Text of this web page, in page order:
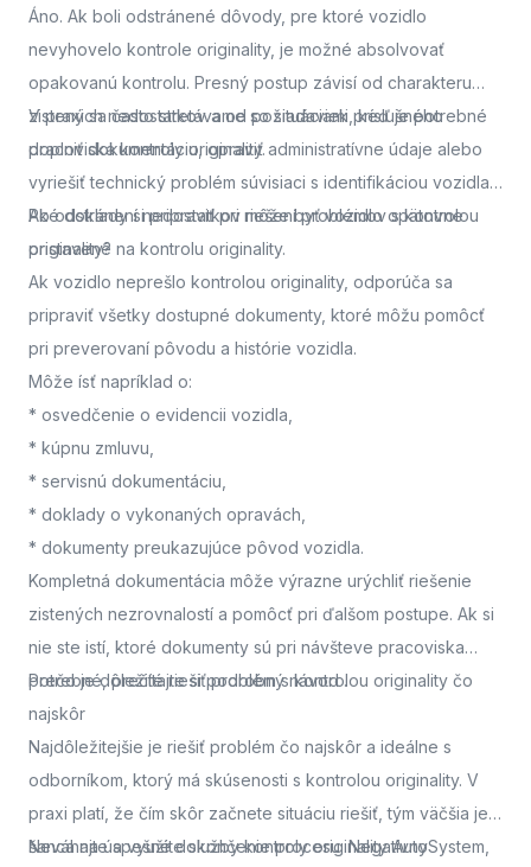
Áno. Ak boli odstránené dôvody, pre ktoré vozidlo
nevyhovelo kontrole originality, je možné absolvovať
opakovanú kontrolu. Presný postup závisí od charakteru
zistených nedostatkov a od požiadaviek príslušného
pracoviska kontroly originality.
V praxi sa často stretávame so situáciami, keď je potrebné
doplniť dokumentáciu, opraviť administratívne údaje alebo
vyriešiť technický problém súvisiaci s identifikáciou vozidla.
Po odstránení nedostatkov môže byť vozidlo opätovne
pristavené na kontrolu originality.
Aké doklady si pripraviť pri riešení problémov s kontrolou
originality?
Ak vozidlo neprešlo kontrolou originality, odporúča sa
pripraviť všetky dostupné dokumenty, ktoré môžu pomôcť
pri preverovaní pôvodu a histórie vozidla.
Môže ísť napríklad o:
* osvedčenie o evidencii vozidla,
* kúpnu zmluvu,
* servisnú dokumentáciu,
* doklady o vykonaných opravách,
* dokumenty preukazujúce pôvod vozidla.
Kompletná dokumentácia môže výrazne urýchliť riešenie
zistených nezrovnalostí a pomôcť pri ďalšom postupe. Ak si
nie ste istí, ktoré dokumenty sú pri návšteve pracoviska
potrebné, prečítajte si podrobný návod.
Prečo je dôležité riešiť problém s kontrolou originality čo
najskôr
Najdôležitejšie je riešiť problém čo najskôr a ideálne s
odborníkom, ktorý má skúsenosti s kontrolou originality. V
praxi platí, že čím skôr začnete situáciu riešiť, tým väčšia je
šanca na úspešné dokončenie procesu. Negatívny
Neváhajte a využite služby kontroly originality AutoSystem,